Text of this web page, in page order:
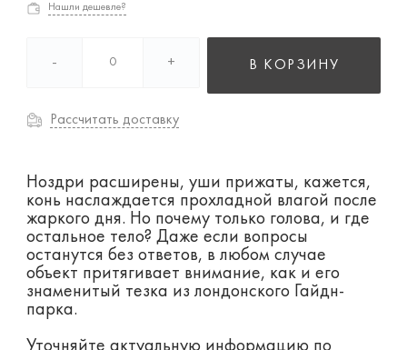
Нашли дешевле?
- + В КОРЗИНУ
Рассчитать доставку
Ноздри расширены, уши прижаты, кажется,
конь наслаждается прохладной влагой после
жаркого дня. Но почему только голова, и где
остальное тело? Даже если вопросы
останутся без ответов, в любом случае
объект притягивает внимание, как и его
знаменитый тезка из лондонского Гайдн-
парка.